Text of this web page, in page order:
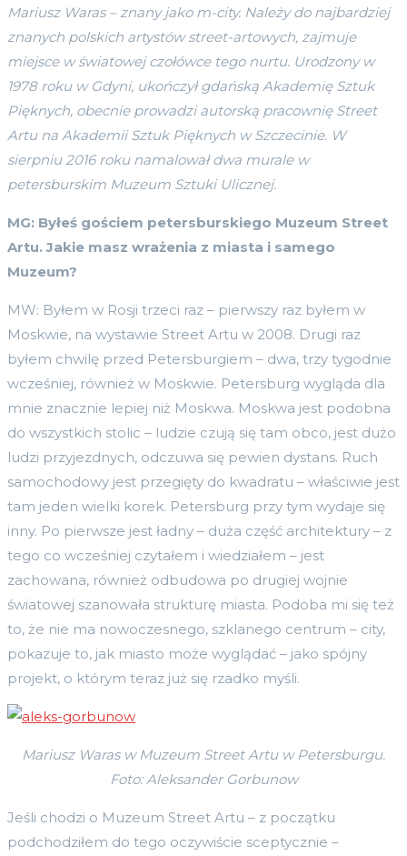
Mariusz Waras – znany jako m-city. Należy do najbardziej
znanych polskich artystów street-artowych, zajmuje
miejsce w światowej czołówce tego nurtu. Urodzony w
1978 roku w Gdyni, ukończyłgdańską Akademię Sztuk
Pięknych, obecnie prowadzi autorską pracownię Street
Artu na Akademii Sztuk Pięknych w Szczecinie. W
sierpniu 2016 roku namalował dwa murale w
petersburskim Muzeum Sztuki Ulicznej.
MG: Byłeś gościem petersburskiego Muzeum Street
Artu. Jakie masz wrażenia z miasta i samego
Muzeum?
MW: Byłem w Rosji trzeci raz – pierwszy raz byłem w
Moskwie, na wystawie Street Artu w 2008. Drugi raz
byłem chwilę przed Petersburgiem – dwa, trzy tygodnie
wcześniej, również w Moskwie. Petersburg wygląda dla
mnie znacznie lepiej niż Moskwa. Moskwa jest podobna
do wszystkich stolic – ludzie czują się tam obco, jest dużo
ludzi przyjezdnych, odczuwa się pewien dystans. Ruch
samochodowy jest przegięty do kwadratu – właściwie jest
tam jeden wielki korek. Petersburg przy tym wydaje się
inny. Po pierwsze jest ładny – duża część architektury – z
tego co wcześniej czytałem i wiedziałem – jest
zachowana, również odbudowa po drugiej wojnie
światowej szanowała strukturę miasta. Podoba mi się też
to, że nie ma nowoczesnego, szklanego centrum – city,
pokazuje to, jak miasto może wyglądać – jako spójny
projekt, o którym teraz już się rzadko myśli.
Mariusz Waras w Muzeum Street Artu w Petersburgu.
Foto: Aleksander Gorbunow
Jeśli chodzi o Muzeum Street Artu – z początku
podchodziłem do tego oczywiście sceptycznie –